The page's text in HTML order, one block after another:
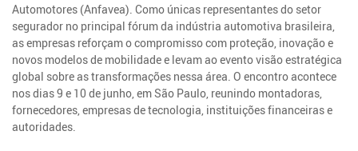
Automotores (Anfavea). Como únicas representantes do setor
segurador no principal fórum da indústria automotiva brasileira,
as empresas reforçam o compromisso com proteção, inovação e
novos modelos de mobilidade e levam ao evento visão estratégica
global sobre as transformações nessa área. O encontro acontece
nos dias 9 e 10 de junho, em São Paulo, reunindo montadoras,
fornecedores, empresas de tecnologia, instituições financeiras e
autoridades.